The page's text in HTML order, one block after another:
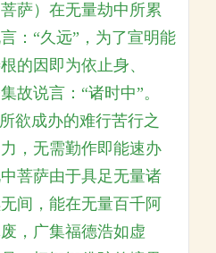
萨）在无量劫中所累
：“久远”，为了宣明能
的因即为依止身、
故说言：“诸时中”。
欲成办的难行苦行之
，无需勤作即能速办
菩萨由于具足无量诸
间，能在无量百千阿
，广集福德浩如虚